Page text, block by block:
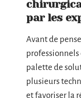
par les
Avant de
professionnels
palette de
plusieurs
et favoriser la